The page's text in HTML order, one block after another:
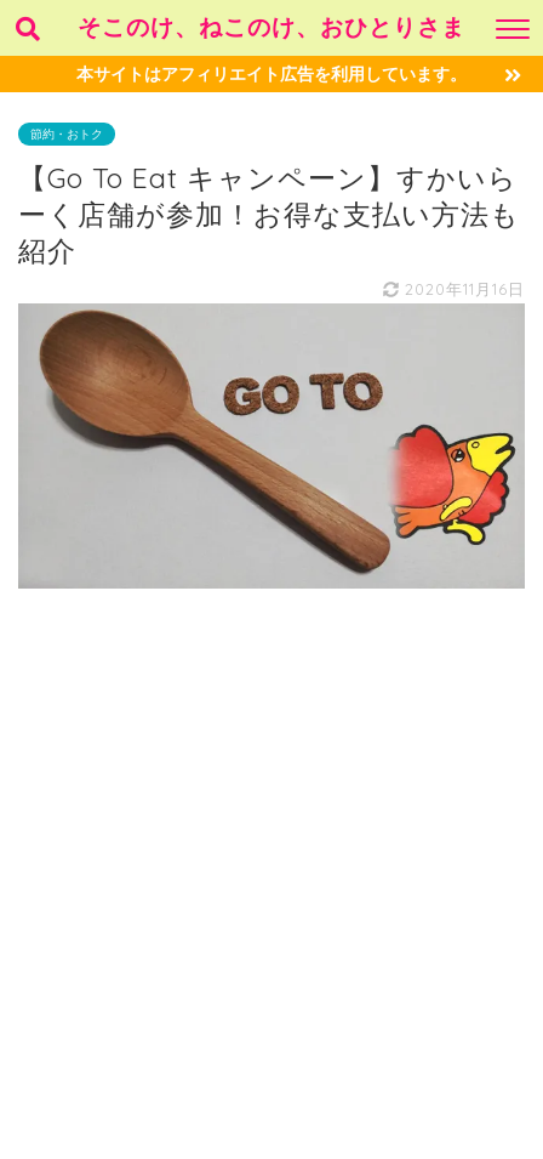
そこのけ、ねこのけ、おひとりさま
本サイトはアフィリエイト広告を利用しています。
節約・おトク
【Go To Eat キャンペーン】すかいら
ーく店舗が参加！お得な支払い方法も
紹介
2020年11月16日